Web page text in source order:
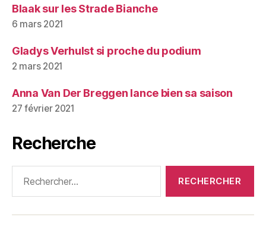
Blaak sur les Strade Bianche
6 mars 2021
Gladys Verhulst si proche du podium
2 mars 2021
Anna Van Der Breggen lance bien sa saison
27 février 2021
Recherche